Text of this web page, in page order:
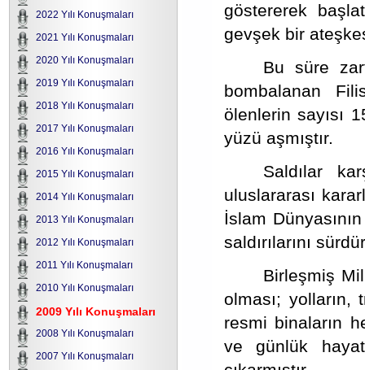
2022 Yılı Konuşmaları
2021 Yılı Konuşmaları
2020 Yılı Konuşmaları
2019 Yılı Konuşmaları
2018 Yılı Konuşmaları
2017 Yılı Konuşmaları
2016 Yılı Konuşmaları
2015 Yılı Konuşmaları
2014 Yılı Konuşmaları
2013 Yılı Konuşmaları
2012 Yılı Konuşmaları
2011 Yılı Konuşmaları
2010 Yılı Konuşmaları
2009 Yılı Konuşmaları
2008 Yılı Konuşmaları
2007 Yılı Konuşmaları
göstererek
gevşek bir
Bu süre
bombalanan
ölenlerin sayısı
yüzü aşmıştır.
Saldılar
uluslararası
İslam
saldırılarını
Birleşmiş
olması; yolların,
resmi binaların
ve günlük